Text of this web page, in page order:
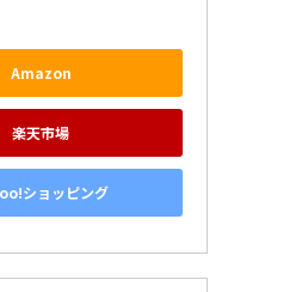
Amazon
楽天市場
ショッピング